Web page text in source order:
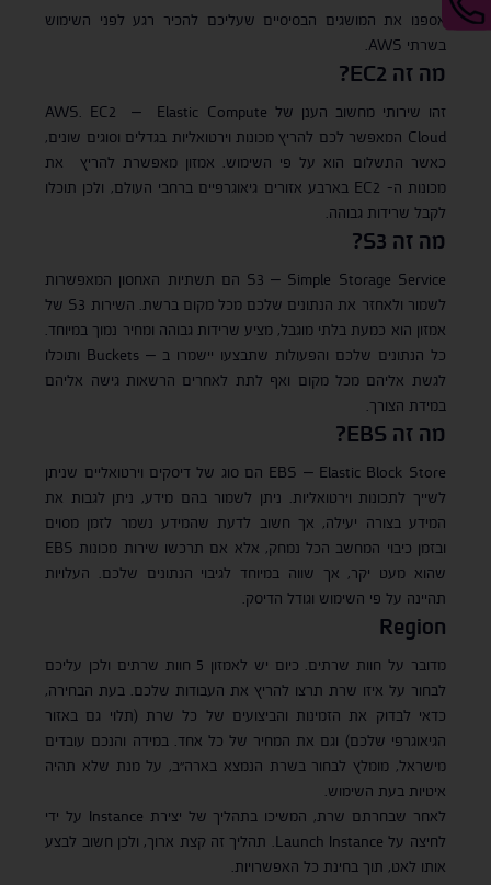
אספנו את המושגים הבסיסיים שעליכם להכיר רגע לפני השימוש
בשרתי AWS.
מה זה EC2
?
זהו שירותי מחשוב הענן של AWS. EC2 – Elastic Compute
Cloud המאפשר לכם להריץ מכונות וירטואליות בגדלים וסוגים שונים,
כאשר התשלום הוא על פי השימוש. אמזון מאפשרת להריץ את
מכונות ה- EC2 בארבע אזורים גיאוגרפיים ברחבי העולם, ולכן תוכלו
לקבל שרידות גבוהה.
מה זה S3
?
S3 – Simple Storage Service הם תשתיות האחסון המאפשרות
לשמור ולאחזר את הנתונים שלכם מכל מקום ברשת. השירות S3 של
אמזון הוא כמעת בלתי מוגבל, מציע שרידות גבוהה ומחיר נמוך במיוחד.
כל הנתונים שלכם והפעולות שתבצעו יישמרו ב – Buckets ותוכלו
לגשת אליהם מכל מקום ואף לתת לאחרים הרשאות גישה אליהם
במידת הצורך.
מה זה EBS
?
EBS – Elastic Block Store הם סוג של דיסקים וירטואליים שניתן
לשייך לתכונות וירטואליות. ניתן לשמור בהם מידע, ניתן לגבות את
המידע בצורה יעילה, אך חשוב לדעת שהמידע נשמר לזמן מסוים
ובזמן כיבוי המחשב הכל נמחק, אלא אם תרכשו שירות מכונות EBS
שהוא מעט יקר, אך שווה במיוחד לגיבוי הנתונים שלכם. העלויות
תהיינה על פי השימוש וגודל הדיסק.
Region
מדובר על חוות שרתים. כיום יש לאמזון 5 חוות שרתים ולכן עליכם
לבחור על איזו שרת תרצו להריץ את העבודות שלכם. בעת הבחירה,
כדאי לבדוק את הזמינות והביצועים של כל שרת (תלוי גם באזור
הגיאוגרפי שלכם) וגם את המחיר של כל אחד. במידה והנכם עובדים
מישראל, מומלץ לבחור בשרת הנמצא בארה״ב, על מנת שלא תהיה
איטיות בעת השימוש.
לאחר שבחרתם שרת, המשיכו בתהליך של יצירת Instance על ידי
לחיצה על Launch Instance. תהליך זה קצת ארוך, ולכן חשוב לבצע
אותו לאט, תוך בחינת כל האפשרויות.